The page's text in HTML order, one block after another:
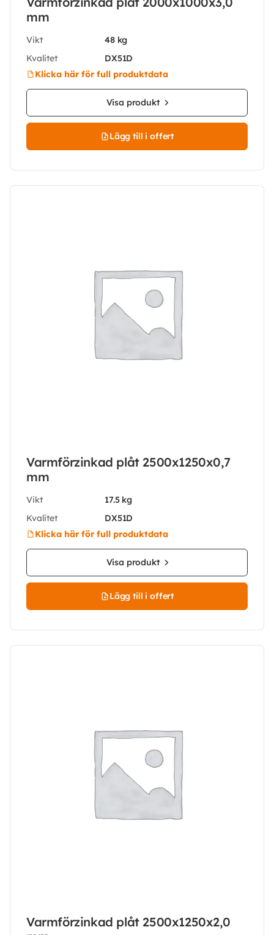
mm
Vikt
48 kg
Kvalitet
DX51D
Klicka här för full produktdata
Visa produkt
Lägg till i offert
Varmförzinkad plåt 2500x1250x0,7
mm
Vikt
17.5 kg
Kvalitet
DX51D
Klicka här för full produktdata
Visa produkt
Lägg till i offert
Varmförzinkad plåt 2500x1250x2,0